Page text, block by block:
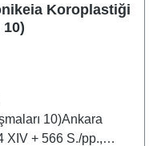
Koroplastiği
10)
10)Ankara